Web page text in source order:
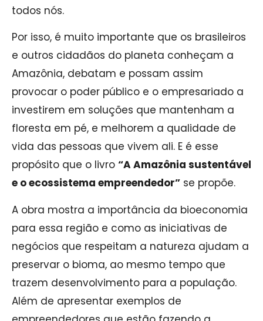
todos nós.
Por isso, é muito importante que os brasileiros
e outros cidadãos do planeta conheçam a
Amazônia, debatam e possam assim
provocar o poder público e o empresariado a
investirem em soluções que mantenham a
floresta em pé, e melhorem a qualidade de
vida das pessoas que vivem ali. E é esse
propósito que o livro “A Amazônia sustentável
e o ecossistema empreendedor” se propõe.
A obra mostra a importância da bioeconomia
para essa região e como as iniciativas de
negócios que respeitam a natureza ajudam a
preservar o bioma, ao mesmo tempo que
trazem desenvolvimento para a população.
Além de apresentar exemplos de